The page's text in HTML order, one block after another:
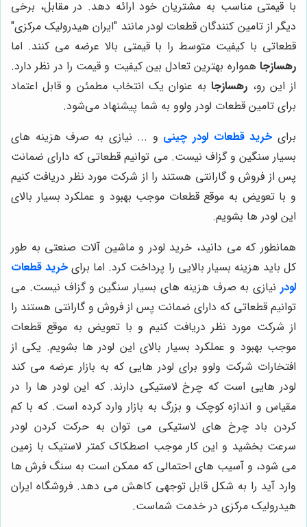
با قیمتی مناسب به مشتریان خود ارائه دهد. در مقابل، برخی
دیگر از تامین کنندگان قطعات لودر مانند "ایران هیدرولیک مرکزی"
قطعاتی با کیفیت متوسط را با قیمتی بالا عرضه می کنند. اما
رهسازجا همواره بهترین تعادل بین کیفیت و قیمت را در نظر دارد.
از این رو، رهسازجابه عنوان یک انتخاب مطمئن و قابل اعتماد
برای تامین قطعات لودر ولوو به شما پیشنهاد می‌شود.
برای خرید قطعات لودر چینی و ... نیازی به صرف هزینه های
بسیار سنگین و گزاف نیست. می توانیم قطعاتی که دارای ضمانت
پس از فروش و گارانتی هستند را از شرکت مورد نظر دریافت کنیم
و با تعویض به موقع قطعات موجب بهبود و عملکرد بسیار بالای
این لودر ها بشویم.
همانطور که می دانید، خرید لودر و ماشین آلات صنعتی به طور
کل باید هزینه بسیار بالایی را پرداخت کرد. اما برای خرید قطعات
لودر نیازی به صرف هزینه های بسیار سنگین و گزاف نیست. می
توانیم قطعاتی که دارای ضمانت پس از فروش و گارانتی هستند را
از شرکت مورد نظر دریافت کنیم و با تعویض به موقع قطعات
موجب بهبود و عملکرد بسیار بالای این لودر ها بشویم. یکی از
افتخارات شرکت ولوو برای لودر هایی که به بازار عرضه می کند
لودر هایی است که چرخ لاستیکی دارند. که این لودر ها را در
مقیاس و اندازه کوچک و بزرگ به بازار وارد کرده است. که با کم
کردن باد چرخ های لاستیکی می‌ توان به حرکت کردن لودر
سرعت بخشید و این کار موجب اصطکاک کمتر لاستیک با زمین
می شود، و آسیب های احتمالی که ممکن است به سنگ فرش ها
وارد آید را به شکل قابل توجهی کاهش می ‌دهد. فروشگاه ایران
هیدرولیک مرکزی در خدمت شماست.